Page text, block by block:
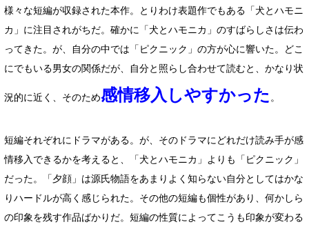
様々な短編が収録された本作。とりわけ表題作でもある「犬とハモニ
カ」に注目されがちだ。確かに「犬とハモニカ」のすばらしさは伝わ
ってきた。が、自分の中では「ピクニック」の方が心に響いた。どこ
にでもいる男女の関係だが、自分と照らし合わせて読むと、かなり状
況的に近く、そのため感情移入しやすかった 。
短編それぞれにドラマがある。が、そのドラマにどれだけ読み手が感
情移入できるかを考えると、「犬とハモニカ」よりも「ピクニック」
だった。「夕顔」は源氏物語をあまりよく知らない自分としてはかな
りハードルが高く感じられた。その他の短編も個性があり、何かしら
の印象を残す作品ばかりだ。短編の性質によってこうも印象が変わる